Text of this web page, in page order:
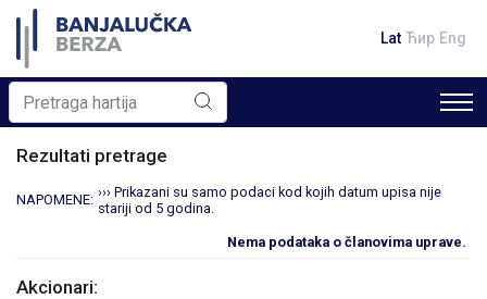
Lat Ћир Eng
Rezultati pretrage
NAPOMENE: ››› Prikazani su samo podaci kod kojih datum upisa nije
stariji od 5 godina.
Nema podataka o članovima uprave.
Akcionari: